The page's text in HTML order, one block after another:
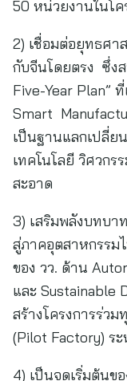
50 หน่วยงานในโค
2) เชื่อมต่อยุทธศ
กับจีนโดยตรง ซึ่งส
Five-Year Plan”
Smart
เป็นฐานแลกเปลี่ย
เทคโนโลยี วิศวกร
สะอาด
3) เสริมพลังบทบา
สู่ภาคอุตสาหกรรม
ของ วว. ด้าน
และ Sustainable
สร้างโครงการร่ว
(Pilot Factory) ร
4) เป็นจุดเริ่มต้นข